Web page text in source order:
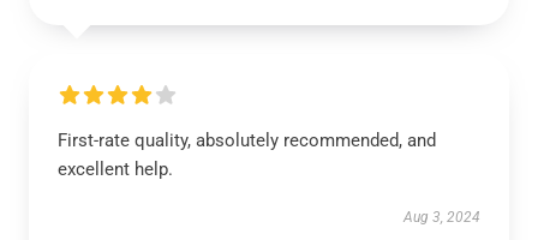
First-rate quality, absolutely recommended, and
excellent help.
Aug 3, 2024